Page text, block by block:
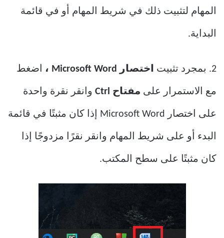
المهام لتثبيت ذلك في شريط المهام أو في قائمة
البداية.
2. بمجرد تثبيت اختصار Microsoft Word ، اضغط
مع الاستمرار على مفتاح Ctrl وانقر نقرة واحدة
على اختصار Microsoft Word إذا كان مثبتًا في قائمة
البدء أو على شريط المهام وانقر نقرًا مزدوجًا إذا
كان مثبتًا على سطح المكتب.